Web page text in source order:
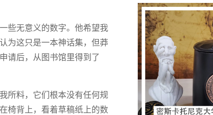
些无意义的数字。他希望我
为这只是一本神话集，但莽
请后，从图书馆里得到了
所料，它们根本没有任何规
椅背上，看着草稿纸上的数